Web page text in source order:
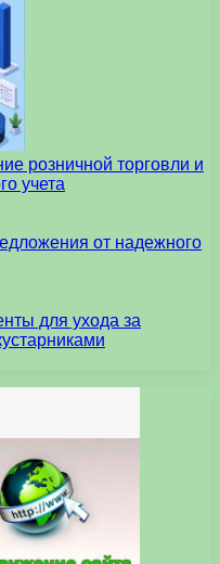
розничной торговли и
учета
от надежного
для ухода за